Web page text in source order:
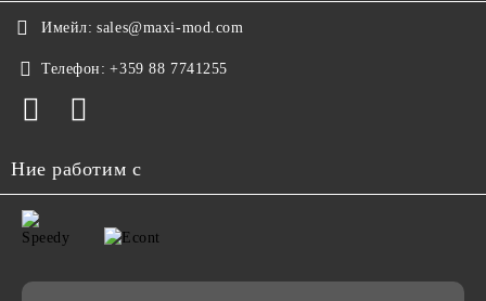
Имейл: sales@maxi-mod.com
Телефон: +359 88 7741255
Ние работим с